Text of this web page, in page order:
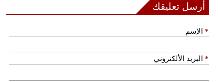
أرسل تعليقك
الإسم *
البريد الألكتروني *